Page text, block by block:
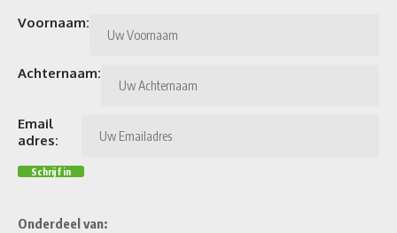
Voornaam:
Achternaam:
Email
adres:
Onderdeel van: